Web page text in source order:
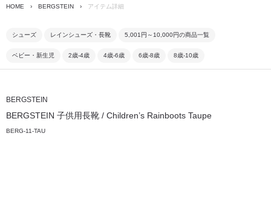
HOME › BERGSTEIN › アイテム詳細
シューズ レインシューズ・長靴 5,001円～10,000円の商品一覧
ベビー・新生児 2歳-4歳 4歳-6歳 6歳-8歳 8歳-10歳
BERGSTEIN
BERGSTEIN 子供用長靴 / Children’s Rainboots Taupe
BERG-11-TAU